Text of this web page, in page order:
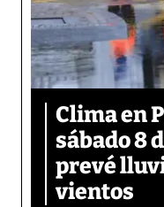
Clima en
sábado 8
prevé
vientos